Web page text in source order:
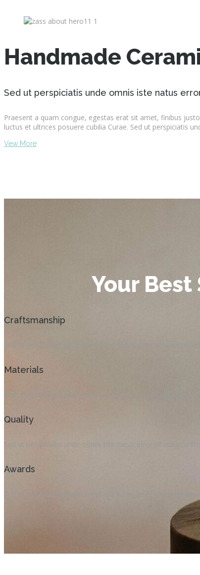
Handmade
Sed ut perspiciatis unde omnis iste natus
Praesent a quam congue, egestas erat sit amet, finibus
luctus et ultrices posuere cubilia Curae. Sed ut perspiciatis
Vew More
Your
Craftsmanship
Sed ut perspiciatis unde omnis iste natus error sit
Materials
Sed ut perspiciatis unde omnis iste natus error sit
Quality
Sed ut perspiciatis unde omnis iste natus error sit
Awards
Sed ut perspiciatis unde omnis iste natus error sit